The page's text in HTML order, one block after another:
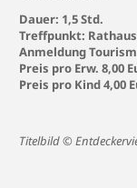
Dauer: 1,5 Std.
Treffpunkt: Rathaus
Anmeldung
Preis pro Erw. 8,00
Preis pro Kind 4,00
Titelbild ©